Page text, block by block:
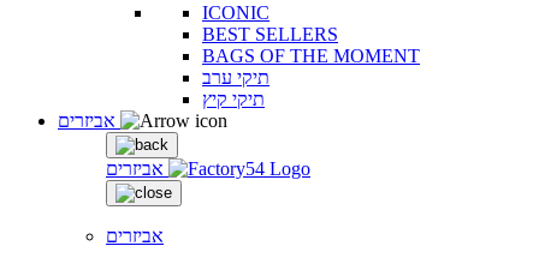
ICONIC
BEST SELLERS
BAGS OF THE MOMENT
תיקי ערב
תיקי קיץ
אביזרים
אביזרים